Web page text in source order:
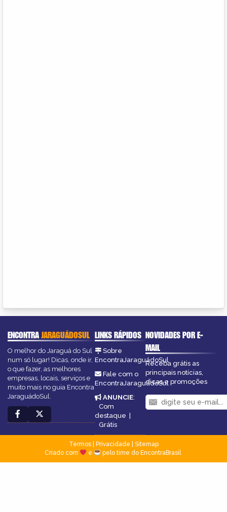
ENCONTRAJARAGUÁDOSUL
O melhor do Jaraguá do Sul
num só lugar! Dicas, onde ir,
o que fazer, as melhores
empresas, locais, serviços e
muito mais no guia Encontra
JaraguádoSul.
LINKS RÁPIDOS
Sobre
EncontraJaraguádoSul
Fale com o
EncontraJaraguádoSul
ANUNCIE:
Com
destaque
Grátis
NOVIDADES POR E-
MAIL
Receba grátis as
principais notícias,
dicas e promoções
Termos| Privacidade
Sitemap
Criado com
e pelo time do EncontraBrasil